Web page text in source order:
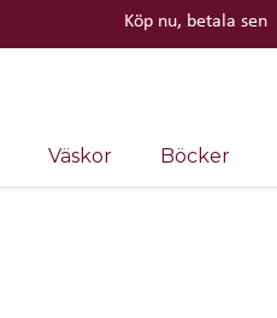
Köp nu, betala sen
Väskor Böcker